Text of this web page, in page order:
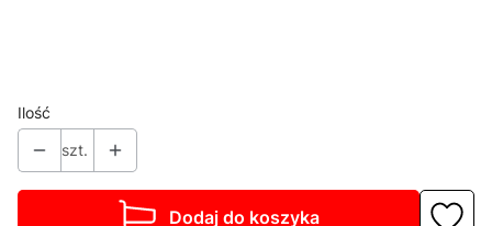
Ilość
szt.
Dodaj do koszyka